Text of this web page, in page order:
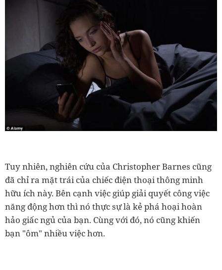
Tuy nhiên, nghiên cứu của Christopher Barnes cũng
đã chỉ ra mặt trái của chiếc điện thoại thông minh
hữu ích này. Bên cạnh việc giúp giải quyết công việc
năng động hơn thì nó thực sự là kẻ phá hoại hoàn
hảo giấc ngủ của bạn. Cùng với đó, nó cũng khiến
bạn "ôm" nhiều việc hơn.